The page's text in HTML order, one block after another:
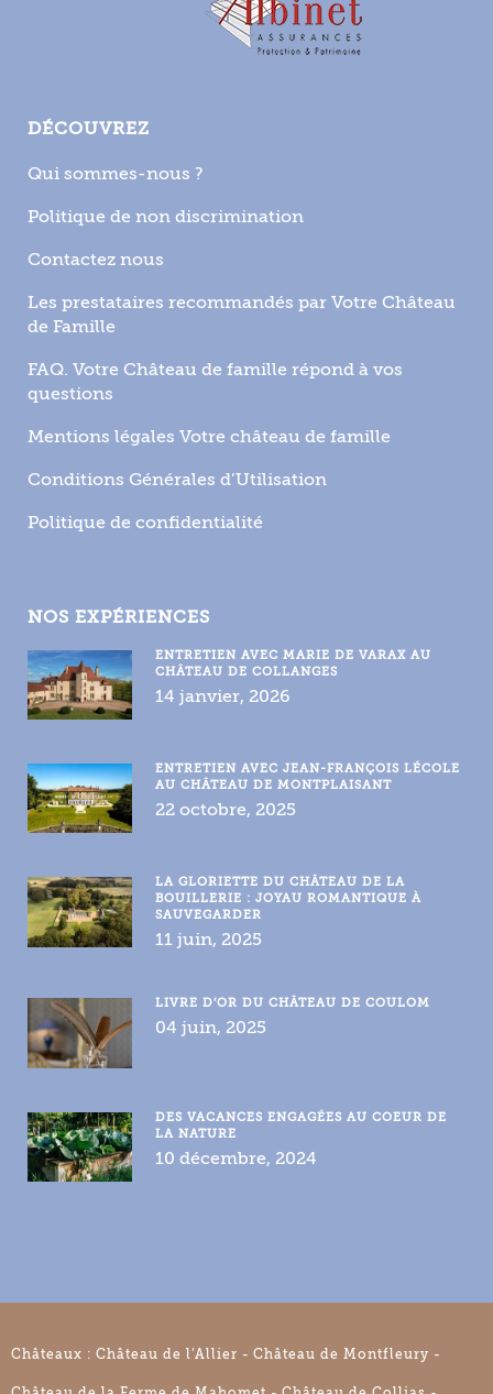
DÉCOUVREZ
Qui sommes-nous ?
Politique de non discrimination
Contactez nous
Les prestataires recommandés par Votre Château
de Famille
FAQ. Votre Château de famille répond à vos
questions
Mentions légales Votre château de famille
Conditions Générales d’Utilisation
Politique de confidentialité
NOS EXPÉRIENCES
ENTRETIEN AVEC MARIE DE VARAX AU
CHÂTEAU DE COLLANGES
14 janvier, 2026
ENTRETIEN AVEC JEAN-FRANÇOIS LÉCOLE
AU CHÂTEAU DE MONTPLAISANT
22 octobre, 2025
LA GLORIETTE DU CHÂTEAU DE LA
BOUILLERIE : JOYAU ROMANTIQUE À
SAUVEGARDER
11 juin, 2025
LIVRE D’OR DU CHÂTEAU DE COULOM
04 juin, 2025
DES VACANCES ENGAGÉES AU COEUR DE
LA NATURE
10 décembre, 2024
Châteaux : Château de l’Allier Château de Montfleury